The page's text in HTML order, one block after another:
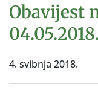
Obavijest
04.05.2018.
4. svibnja 2018.